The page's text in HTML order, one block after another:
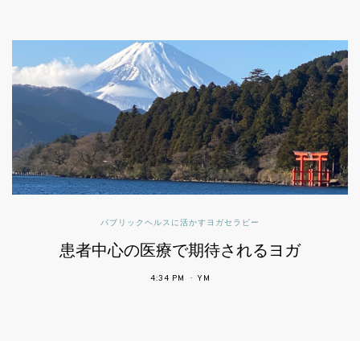
パブリックヘルスに活かすヨガセラピー
患者中心の医療で期待されるヨガ
4:34 PM YM